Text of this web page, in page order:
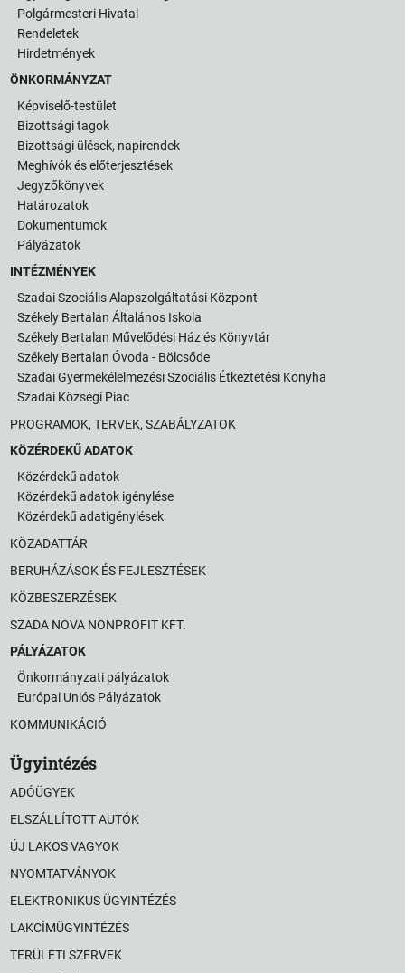
Polgármesteri Hivatal
Rendeletek
Hirdetmények
ÖNKORMÁNYZAT
Képviselő-testület
Bizottsági tagok
Bizottsági ülések, napirendek
Meghívók és előterjesztések
Jegyzőkönyvek
Határozatok
Dokumentumok
Pályázatok
INTÉZMÉNYEK
Szadai Szociális Alapszolgáltatási Központ
Székely Bertalan Általános Iskola
Székely Bertalan Művelődési Ház és Könyvtár
Székely Bertalan Óvoda - Bölcsőde
Szadai Gyermekélelmezési Szociális Étkeztetési Konyha
Szadai Községi Piac
PROGRAMOK, TERVEK, SZABÁLYZATOK
KÖZÉRDEKŰ ADATOK
Közérdekű adatok
Közérdekű adatok igénylése
Közérdekű adatigénylések
KÖZADATTÁR
BERUHÁZÁSOK ÉS FEJLESZTÉSEK
KÖZBESZERZÉSEK
SZADA NOVA NONPROFIT KFT.
PÁLYÁZATOK
Önkormányzati pályázatok
Európai Uniós Pályázatok
KOMMUNIKÁCIÓ
Ügyintézés
ADÓÜGYEK
ELSZÁLLÍTOTT AUTÓK
ÚJ LAKOS VAGYOK
NYOMTATVÁNYOK
ELEKTRONIKUS ÜGYINTÉZÉS
LAKCÍMÜGYINTÉZÉS
TERÜLETI SZERVEK